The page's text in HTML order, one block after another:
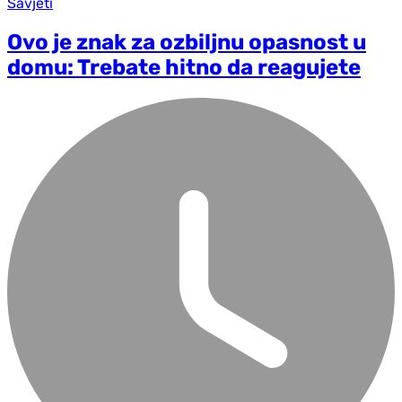
Savjeti
Ovo je znak za ozbiljnu opasnost u
domu: Trebate hitno da reagujete